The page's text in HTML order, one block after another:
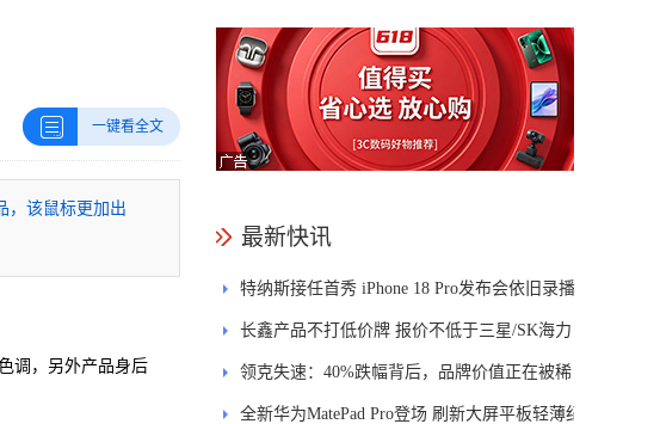
一键看全文
，该鼠标更加出
调，另外产品身后
最新快讯
特纳斯接任首秀 iPhone 18 Pro发布会依旧录播
长鑫产品不打低价牌 报价不低于三星/SK海力
士
领克失速：40%跌幅背后，品牌价值正在被稀
释
全新华为MatePad Pro登场 刷新大屏平板轻薄纪